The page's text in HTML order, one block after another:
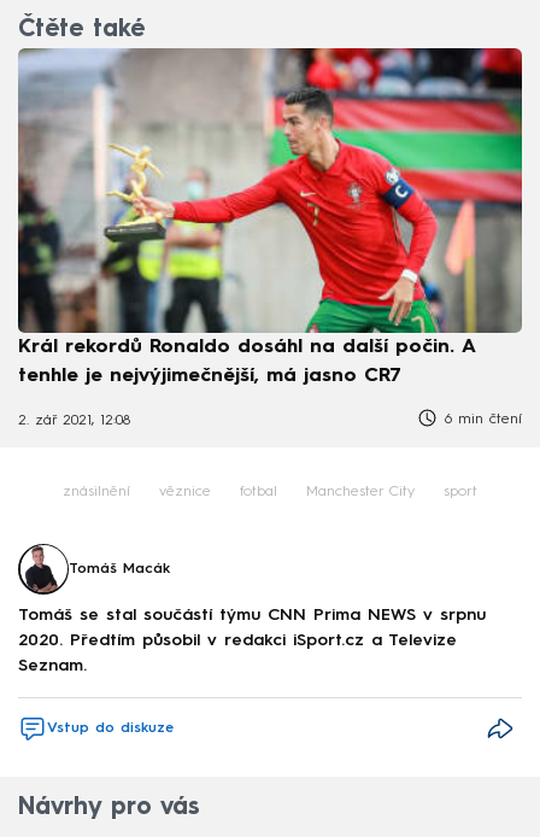
Čtěte také
Král rekordů Ronaldo dosáhl na další počin. A
tenhle je nejvýjimečnější, má jasno CR7
2. zář 2021, 12:08 6 min čtení
znásilnění věznice fotbal Manchester City sport
Tomáš Macák
Tomáš se stal součástí týmu CNN Prima NEWS v srpnu
2020. Předtím působil v redakci iSport.cz a Televize
Seznam.
Vstup do diskuze
Návrhy pro vás